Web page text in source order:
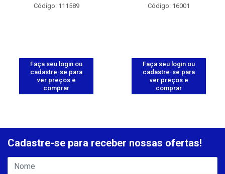
Código: 111589
Faça seu login ou
cadastre-se para
ver preços e
comprar
Código: 16001
Faça seu login ou
cadastre-se para
ver preços e
comprar
Cadastre-se para receber nossas ofertas!